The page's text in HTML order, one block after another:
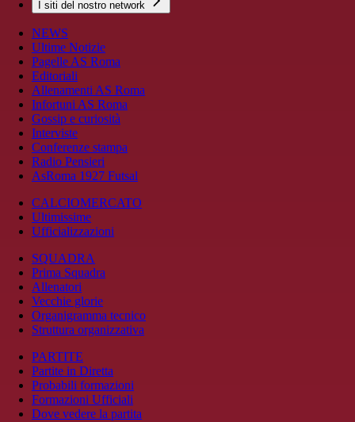
I siti del nostro network
NEWS
Ultime Notizie
Pagelle AS Roma
Editoriali
Allenamenti AS Roma
Infortuni AS Roma
Gossip e curiosità
Interviste
Conferenze stampa
Radio Pensieri
AsRoma 1927 Futsal
CALCIOMERCATO
Ultimissime
Ufficializzazioni
SQUADRA
Prima Squadra
Allenatori
Vecchie glorie
Organigramma tecnico
Struttura organizzativa
PARTITE
Partite in Diretta
Probabili formazioni
Formazioni Ufficiali
Dove vedere la partita